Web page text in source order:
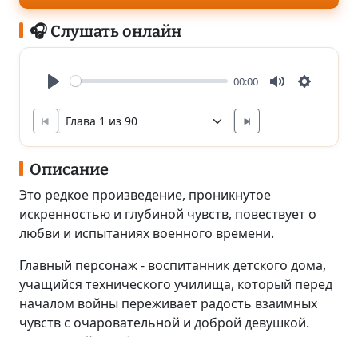
🎧 Слушать онлайн
00:00
Описание
Это редкое произведение, проникнутое
искренностью и глубиной чувств, повествует о
любви и испытаниях военного времени.
Главный персонаж - воспитанник детского дома,
учащийся технического училища, который перед
началом войны переживает радость взаимных
чувств с очаровательной и доброй девушкой.